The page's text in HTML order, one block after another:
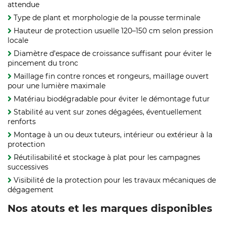
attendue
Type de plant et morphologie de la pousse terminale
Hauteur de protection usuelle 120–150 cm selon pression
locale
Diamètre d’espace de croissance suffisant pour éviter le
pincement du tronc
Maillage fin contre ronces et rongeurs, maillage ouvert
pour une lumière maximale
Matériau biodégradable pour éviter le démontage futur
Stabilité au vent sur zones dégagées, éventuellement
renforts
Montage à un ou deux tuteurs, intérieur ou extérieur à la
protection
Réutilisabilité et stockage à plat pour les campagnes
successives
Visibilité de la protection pour les travaux mécaniques de
dégagement
Nos atouts et les marques disponibles